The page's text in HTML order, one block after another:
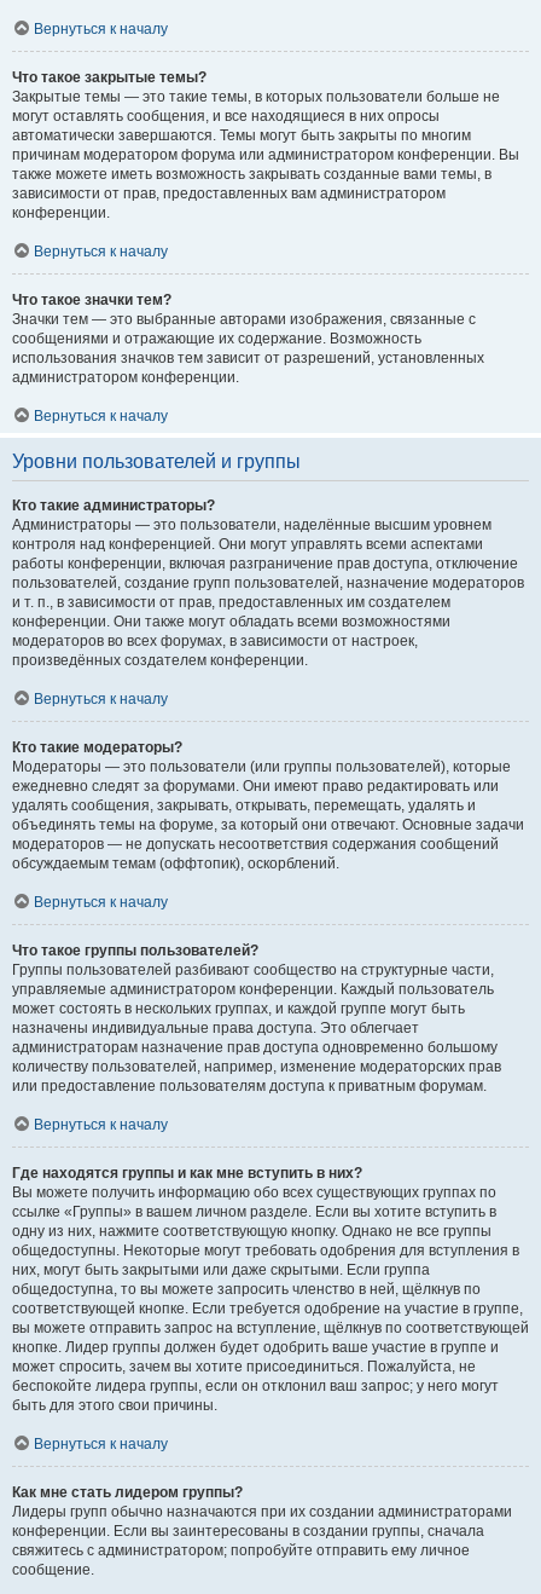
Вернуться к началу
Что такое закрытые темы?
Закрытые темы — это такие темы, в которых пользователи больше не
могут оставлять сообщения, и все находящиеся в них опросы
автоматически завершаются. Темы могут быть закрыты по многим
причинам модератором форума или администратором конференции. Вы
также можете иметь возможность закрывать созданные вами темы, в
зависимости от прав, предоставленных вам администратором
конференции.
Вернуться к началу
Что такое значки тем?
Значки тем — это выбранные авторами изображения, связанные с
сообщениями и отражающие их содержание. Возможность
использования значков тем зависит от разрешений, установленных
администратором конференции.
Вернуться к началу
Уровни пользователей и группы
Кто такие администраторы?
Администраторы — это пользователи, наделённые высшим уровнем
контроля над конференцией. Они могут управлять всеми аспектами
работы конференции, включая разграничение прав доступа, отключение
пользователей, создание групп пользователей, назначение модераторов
и т. п., в зависимости от прав, предоставленных им создателем
конференции. Они также могут обладать всеми возможностями
модераторов во всех форумах, в зависимости от настроек,
произведённых создателем конференции.
Вернуться к началу
Кто такие модераторы?
Модераторы — это пользователи (или группы пользователей), которые
ежедневно следят за форумами. Они имеют право редактировать или
удалять сообщения, закрывать, открывать, перемещать, удалять и
объединять темы на форуме, за который они отвечают. Основные задачи
модераторов — не допускать несоответствия содержания сообщений
обсуждаемым темам (оффтопик), оскорблений.
Вернуться к началу
Что такое группы пользователей?
Группы пользователей разбивают сообщество на структурные части,
управляемые администратором конференции. Каждый пользователь
может состоять в нескольких группах, и каждой группе могут быть
назначены индивидуальные права доступа. Это облегчает
администраторам назначение прав доступа одновременно большому
количеству пользователей, например, изменение модераторских прав
или предоставление пользователям доступа к приватным форумам.
Вернуться к началу
Где находятся группы и как мне вступить в них?
Вы можете получить информацию обо всех существующих группах по
ссылке «Группы» в вашем личном разделе. Если вы хотите вступить в
одну из них, нажмите соответствующую кнопку. Однако не все группы
общедоступны. Некоторые могут требовать одобрения для вступления в
них, могут быть закрытыми или даже скрытыми. Если группа
общедоступна, то вы можете запросить членство в ней, щёлкнув по
соответствующей кнопке. Если требуется одобрение на участие в группе,
вы можете отправить запрос на вступление, щёлкнув по соответствующей
кнопке. Лидер группы должен будет одобрить ваше участие в группе и
может спросить, зачем вы хотите присоединиться. Пожалуйста, не
беспокойте лидера группы, если он отклонил ваш запрос; у него могут
быть для этого свои причины.
Вернуться к началу
Как мне стать лидером группы?
Лидеры групп обычно назначаются при их создании администраторами
конференции. Если вы заинтересованы в создании группы, сначала
свяжитесь с администратором; попробуйте отправить ему личное
сообщение.